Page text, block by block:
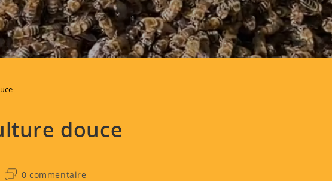
RÉCOLTANT
douce
Commentaires
0 commentaire